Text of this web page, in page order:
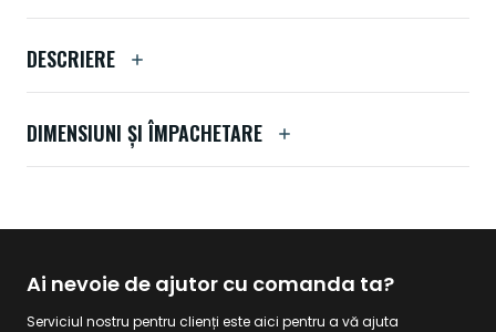
DESCRIERE
DIMENSIUNI ȘI ÎMPACHETARE
Ai nevoie de ajutor cu comanda ta?
Serviciul nostru pentru clienți este aici pentru a vă ajuta